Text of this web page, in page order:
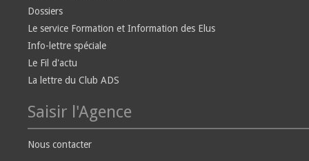
Dossiers
Le service Formation et Information des Elus
Info-lettre spéciale
Le Fil d'actu
La lettre du Club ADS
Saisir l'Agence
Nous contacter